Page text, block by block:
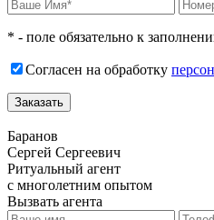
* - поле обязательно к
Согласен на обработку
Баранов
Сергей Сергеевич
Ритуальный агент
с многолетним опытом
Вызвать агента